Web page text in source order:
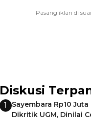
Diskusi
1
Sayembara Rp10
Dikritik UGM, Dinilai